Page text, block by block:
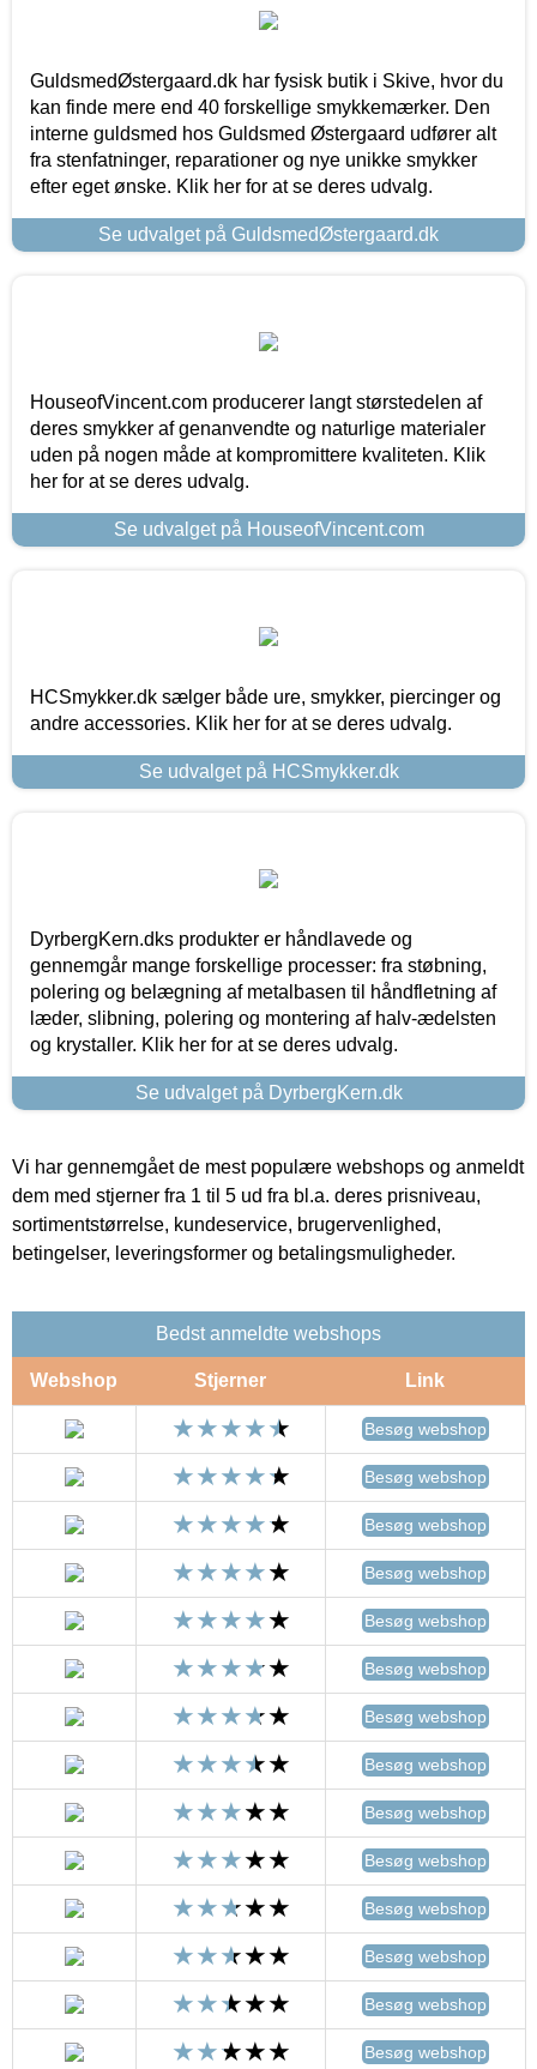
GuldsmedØstergaard.dk har fysisk butik i Skive, hvor du
kan finde mere end 40 forskellige smykkemærker. Den
interne guldsmed hos Guldsmed Østergaard udfører alt
fra stenfatninger, reparationer og nye unikke smykker
efter eget ønske. Klik her for at se deres udvalg.
Se udvalget på GuldsmedØstergaard.dk
HouseofVincent.com producerer langt størstedelen af
deres smykker af genanvendte og naturlige materialer
uden på nogen måde at kompromittere kvaliteten. Klik
her for at se deres udvalg.
Se udvalget på HouseofVincent.com
HCSmykker.dk sælger både ure, smykker, piercinger og
andre accessories. Klik her for at se deres udvalg.
Se udvalget på HCSmykker.dk
DyrbergKern.dks produkter er håndlavede og
gennemgår mange forskellige processer: fra støbning,
polering og belægning af metalbasen til håndfletning af
læder, slibning, polering og montering af halv-ædelsten
og krystaller. Klik her for at se deres udvalg.
Se udvalget på DyrbergKern.dk
Vi har gennemgået de mest populære webshops og anmeldt
dem med stjerner fra 1 til 5 ud fra bl.a. deres prisniveau,
sortimentstørrelse, kundeservice, brugervenlighed,
betingelser, leveringsformer og betalingsmuligheder.
Bedst anmeldte webshops
Webshop Stjerner Link
Besøg webshop
Besøg webshop
Besøg webshop
Besøg webshop
Besøg webshop
Besøg webshop
Besøg webshop
Besøg webshop
Besøg webshop
Besøg webshop
Besøg webshop
Besøg webshop
Besøg webshop
Besøg webshop